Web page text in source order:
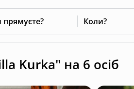
прямуєте? Коли?
Kurka" на 6 осіб